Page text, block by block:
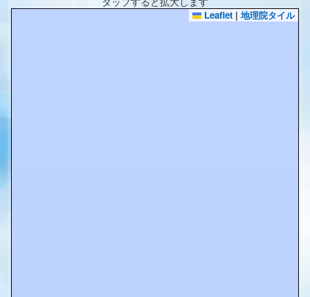
Leaflet | 地理院タイル